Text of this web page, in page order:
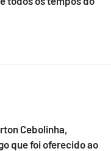
Cebolinha,
que foi oferecido ao